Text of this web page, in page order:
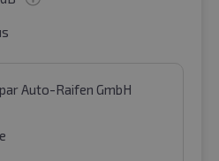
par Auto-Raifen GmbH